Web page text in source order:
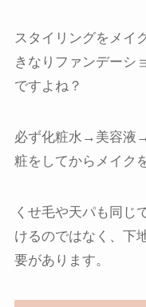
スタイリングをメイ
きなりファンデーシ
ですよね？
必ず化粧水→美容液
粧をしてからメイク
くせ毛や天パも同じ
けるのではなく、下
要があります。